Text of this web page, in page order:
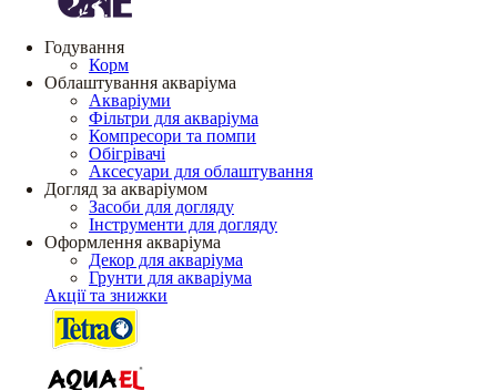
Годування
Корм
Облаштування акваріума
Акваріуми
Фільтри для акваріума
Компресори та помпи
Обігрівачі
Аксесуари для облаштування
Догляд за акваріумом
Засоби для догляду
Інструменти для догляду
Оформлення акваріума
Декор для акваріума
Грунти для акваріума
Акції та знижки